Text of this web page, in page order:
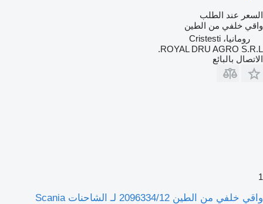
السعر عند الطلب
واقي خلفي من الطين
رومانيا، Cristesti
ROYAL DRU AGRO S.R.L.
الاتصال بالبائع
1
واقي خلفي من الطين 2096334/12 لـ الشاحنات Scania